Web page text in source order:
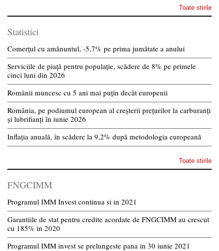
Toate stirile
Statistici
Comerțul cu amănuntul, -5,7% pe prima jumătate a anului
Serviciile de piață pentru populație, scădere de 8% pe primele
cinci luni din 2026
Românii muncesc cu 5 ani mai puțin decât europenii
România, pe podiumul european al creșterii prețurilor la carburanți
și lubrifianți în iunie 2026
Inflația anuală, în scădere la 9,2% după metodologia europeană
Toate stirile
FNGCIMM
Programul IMM Invest continua si in 2021
Garantiile de stat pentru credite acordate de FNGCIMM au crescut
cu 185% in 2020
Programul IMM invest se prelungeste pana in 30 iunie 2021